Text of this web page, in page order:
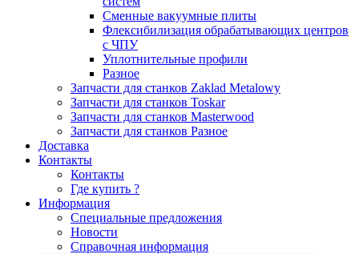
Сменные вакуумные плиты
Флексибилизация обрабатывающих центров
с ЧПУ
Уплотнительные профили
Разное
Запчасти для станков Zaklad Metalowy
Запчасти для станков Toskar
Запчасти для станков Masterwood
Запчасти для станков Разное
Доставка
Контакты
Контакты
Где купить ?
Информация
Специальные предложения
Новости
Справочная информация